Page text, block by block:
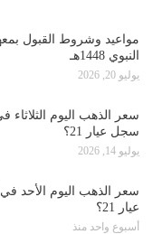
مواعيد وشروط القبول
النبوي 1448هـ
يوليو 20, 2026
سعر الذهب اليوم
سجل عيار 21؟
يوليو 14, 2026
سعر الذهب اليوم الأحد
عيار 21؟
أسبوع واحد منذ